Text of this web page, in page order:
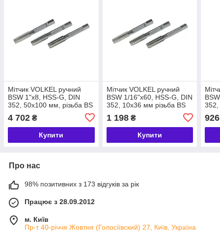
Мітчик VOLKEL ручний
BSW 1"x8, HSS-G, DIN
352, 50х100 мм, різьба BS
глухих отворів,
неабразивні матеріали до
4 702 ₴
Купити
Мітчик VOLKEL ручний
BSW 1/16"x60, HSS-G, DIN
352, 10х36 мм різьба BS
глухих отворів,
неабразивні матеріали
1 198₴
Купити
352,
926
Про нас
98% позитивних з 173 відгуків за рік
Працює з 28.09.2012
м. Київ
Пр-т 40-річчя Жовтня (Голосіївский) 27, Київ, Україна